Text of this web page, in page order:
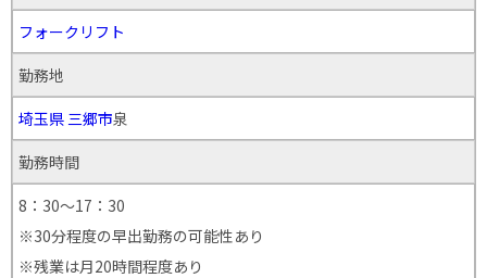
フォークリフト
勤務地
埼玉県 三郷市泉
勤務時間
8：30～17：30
※30分程度の早出勤務の可能性あり
※残業は月20時間程度あり